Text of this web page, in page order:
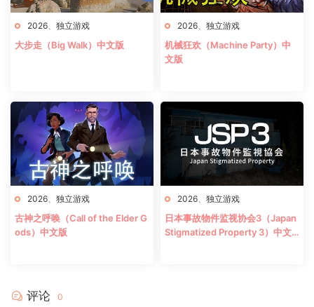
2026 独立游戏
大步走（Big Walk）中文版
2026 独立游戏
机械狂欢（Machine Party）中
文版
2026 独立游戏
古神之呼唤（Call of the Elder G
ods）中文版
2026 独立游戏
日本事故物件监视协会3（Japan
Stigmatized Property 3）中文
评论 0